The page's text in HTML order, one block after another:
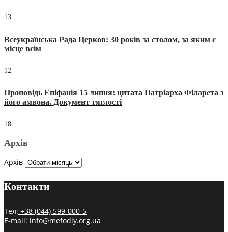
13
Всеукраїнська Рада Церков: 30 років за столом, за яким є
місце всім
12
Проповідь Епіфанія 15 липня: цитата Патріарха Філарета з
його амвона. Документ тяглості
18
Архів
Архів
Контакти
Тел: +38 (044) 599-000-5
E-mail: info@mefodiy.org.ua